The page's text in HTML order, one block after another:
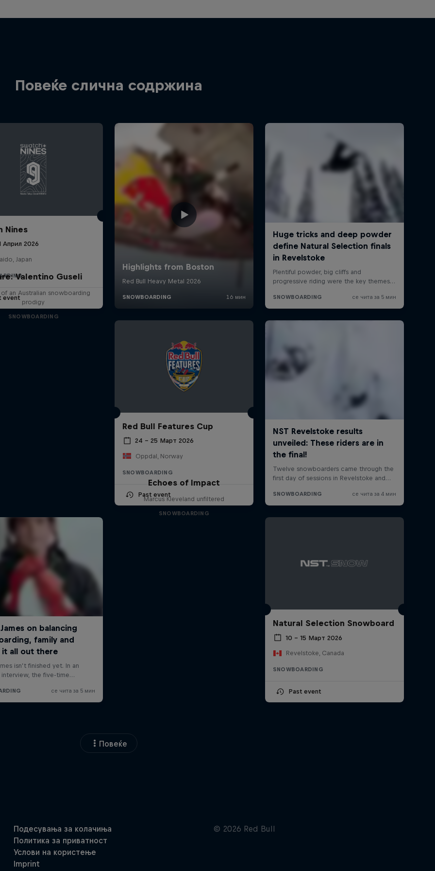
Повеќе слична содржина
Nines
Април 2026
Japan
event
Valentino Guseli
an Australian snowboarding
prodigy
SNOWBOARDING
Red Bull Features Cup
24 – 25 Март 2026
Oppdal, Norway
SNOWBOARDING
Past event
Echoes of Impact
Marcus Kleveland unfiltered
SNOWBOARDING
Natural Selection Snowboard
10 – 15 Март 2026
Revelstoke, Canada
SNOWBOARDING
Past event
Повеќе